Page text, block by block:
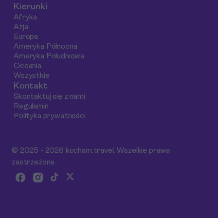
Kierunki
Afryka
Azja
Europa
Ameryka Północna
Ameryka Południowa
Oceania
Wszystkie
Kontakt
Skontaktuj się z nami
Regulamin
Polityka prywatności
© 2025 - 2026 kocham.travel. Wszelkie prawa
zastrzeżone.